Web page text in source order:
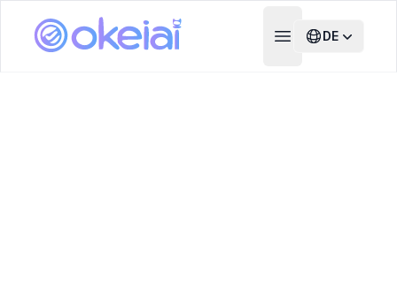
Open main menu
DE